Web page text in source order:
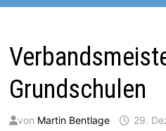
Grundschulen
von Martin Bentlage 29.